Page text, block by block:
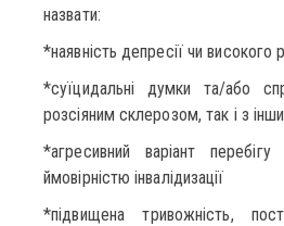
назвати:
*наявність депресії чи високого
*суїцидальні думки та/або
розсіяним склерозом, так і з
*агресивний варіант
ймовірністю інвалідизації
*підвищена тривожність,